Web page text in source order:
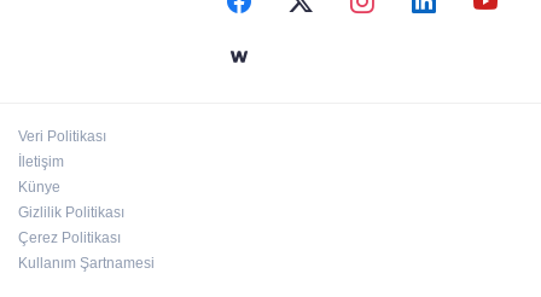
Veri Politikası
İletişim
Künye
Gizlilik Politikası
Çerez Politikası
Kullanım Şartnamesi